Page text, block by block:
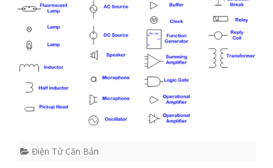
Điện Tử Căn Bản